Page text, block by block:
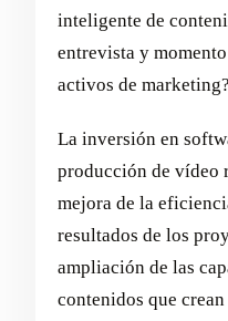
inteligente de
entrevista y
activos de marketing?
La inversión en
producción de vídeo
mejora de la
resultados de los
ampliación de las
contenidos que